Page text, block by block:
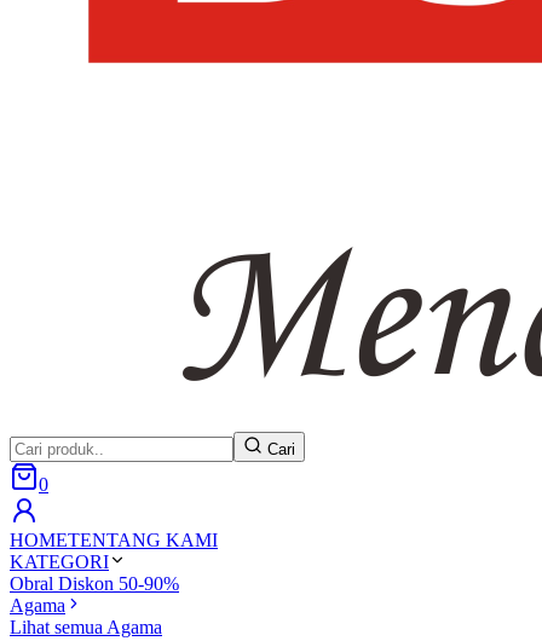
Cari
0
HOMETENTANG KAMI
KATEGORI
Obral Diskon 50-90%
Agama
Lihat semua Agama